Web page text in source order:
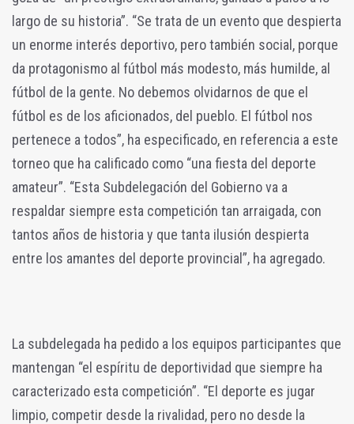
largo de su historia”. “Se trata de un evento que despierta
un enorme interés deportivo, pero también social, porque
da protagonismo al fútbol más modesto, más humilde, al
fútbol de la gente. No debemos olvidarnos de que el
fútbol es de los aficionados, del pueblo. El fútbol nos
pertenece a todos”, ha especificado, en referencia a este
torneo que ha calificado como “una fiesta del deporte
amateur”. “Esta Subdelegación del Gobierno va a
respaldar siempre esta competición tan arraigada, con
tantos años de historia y que tanta ilusión despierta
entre los amantes del deporte provincial”, ha agregado.
La subdelegada ha pedido a los equipos participantes que
mantengan “el espíritu de deportividad que siempre ha
caracterizado esta competición”. “El deporte es jugar
limpio, competir desde la rivalidad, pero no desde la